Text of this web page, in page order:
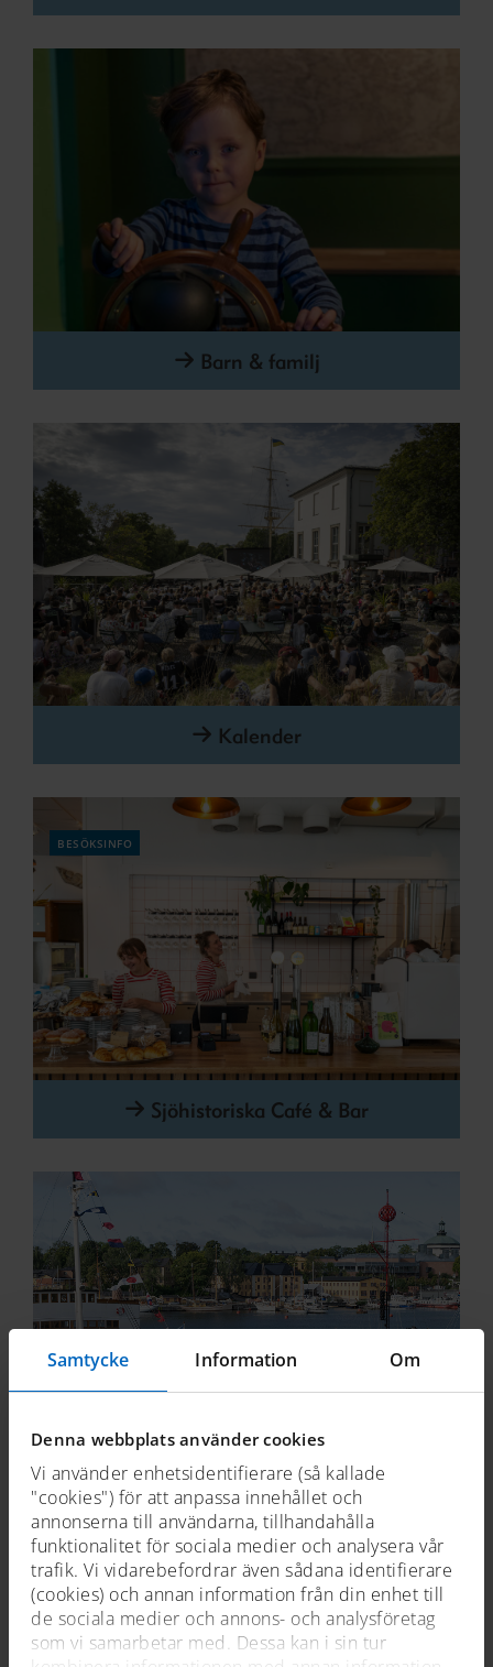
Samtycke Information Om
Denna webbplats använder cookies
Vi använder enhetsidentifierare (så kallade
"cookies") för att anpassa innehållet och
annonserna till användarna, tillhandahålla
funktionalitet för sociala medier och analysera vår
trafik. Vi vidarebefordrar även sådana identifierare
(cookies) och annan information från din enhet till
de sociala medier och annons- och analysföretag
som vi samarbetar med. Dessa kan i sin tur
Barn & familj
Kalender
besöksinfo
Sjöhistoriska Café & Bar
Sjöhistoriskas fartygspir
samlingar